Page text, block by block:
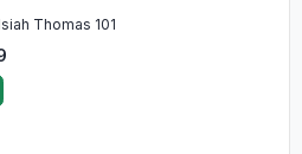
Thomas 101